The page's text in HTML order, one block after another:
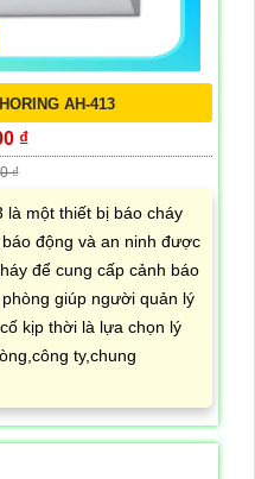
AH-413
₫
₫
là một thiết bị báo cháy
động và an ninh được
để cung cấp cảnh báo
giúp người quản lý
kịp thời là lựa chọn lý
ty,chung